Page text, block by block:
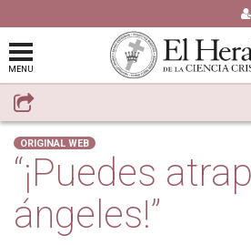
MENU
Compartir
ORIGINAL WEB
“¡Puedes
ángeles!”